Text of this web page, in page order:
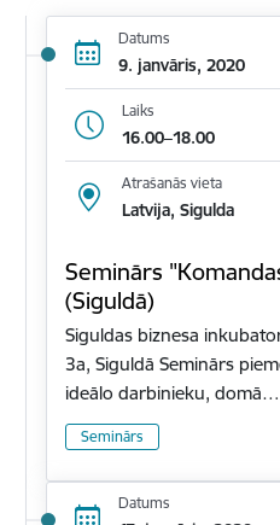
Datums
9. janvāris, 2020
Laiks
16.00–18.00
Atrašanās vieta
Latvija, Sigulda
Seminārs
(Siguldā)
Siguldas biznesa
3a, Siguldā Seminārs
ideālo darbinieku, domā…
Seminārs
Datums